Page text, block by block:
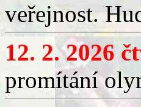
veřejnost.
12. 2. 2026
promítání